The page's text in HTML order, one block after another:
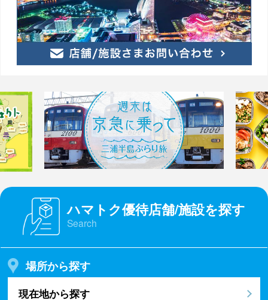
ハマトク優待店舗/施設を探す
Search
場所から探す
現在地から探す